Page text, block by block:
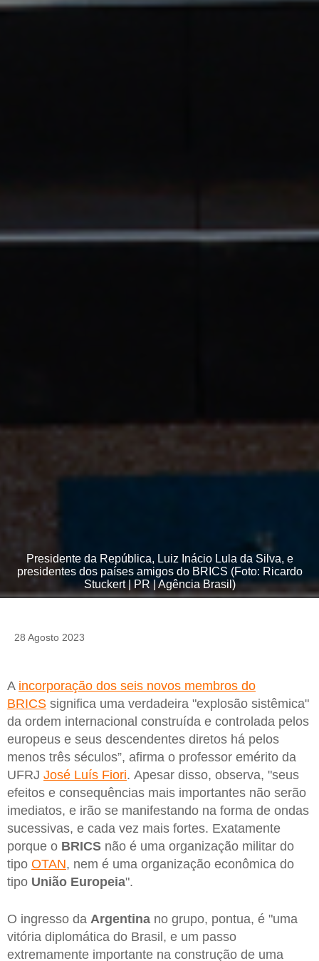
Presidente da República, Luiz Inácio Lula da Silva, e
presidentes dos países amigos do BRICS (Foto: Ricardo
Stuckert | PR | Agência Brasil)
28 Agosto 2023
A incorporação dos seis novos membros do
BRICS significa uma verdadeira "explosão sistêmica"
da ordem internacional construída e controlada pelos
europeus e seus descendentes diretos há pelos
menos três séculos”, afirma o professor emérito da
UFRJ José Luís Fiori. Apesar disso, observa, "seus
efeitos e consequências mais importantes não serão
imediatos, e irão se manifestando na forma de ondas
sucessivas, e cada vez mais fortes. Exatamente
porque o BRICS não é uma organização militar do
tipo OTAN, nem é uma organização econômica do
tipo União Europeia".
O ingresso da Argentina no grupo, pontua, é "uma
vitória diplomática do Brasil, e um passo
extremamente importante na construção de uma